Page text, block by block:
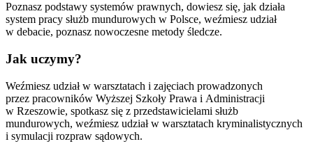
Poznasz podstawy systemów prawnych, dowiesz się, jak działa
system pracy służb mundurowych w Polsce, weźmiesz udział
w debacie, poznasz nowoczesne metody śledcze.
Jak uczymy?
Weźmiesz udział w warsztatach i zajęciach prowadzonych
przez pracowników Wyższej Szkoły Prawa i Administracji
w Rzeszowie, spotkasz się z przedstawicielami służb
mundurowych, weźmiesz udział w warsztatach kryminalistycznych
i symulacji rozpraw sądowych.